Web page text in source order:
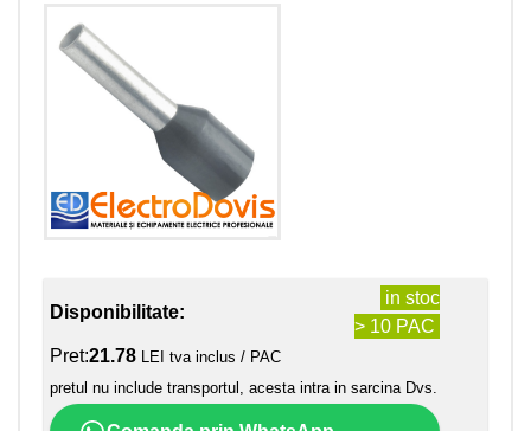
Disponibilitate:
in stoc
> 10 PAC
Pret:21.78 LEI tva inclus / PAC
pretul nu include transportul, acesta intra in sarcina Dvs.